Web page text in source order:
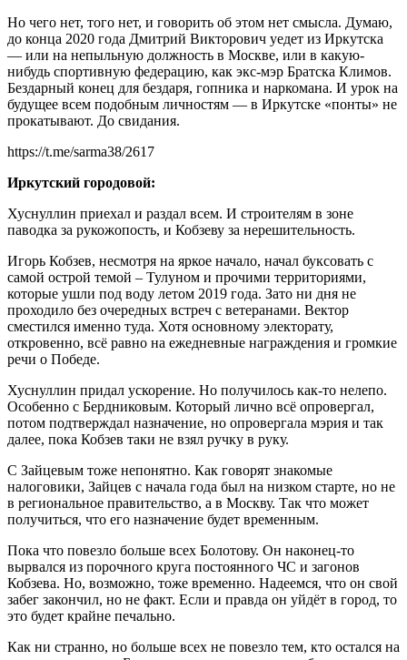
Но чего нет, того нет, и говорить об этом нет смысла. Думаю,
до конца 2020 года Дмитрий Викторович уедет из Иркутска
— или на непыльную должность в Москве, или в какую-
нибудь спортивную федерацию, как экс-мэр Братска Климов.
Бездарный конец для бездаря, гопника и наркомана. И урок на
будущее всем подобным личностям — в Иркутске «понты» не
прокатывают. До свидания.
https://t.me/sarma38/2617
Иркутский городовой:
Хуснуллин приехал и раздал всем. И строителям в зоне
паводка за рукожопость, и Кобзеву за нерешительность.
Игорь Кобзев, несмотря на яркое начало, начал буксовать с
самой острой темой – Тулуном и прочими территориями,
которые ушли под воду летом 2019 года. Зато ни дня не
проходило без очередных встреч с ветеранами. Вектор
сместился именно туда. Хотя основному электорату,
откровенно, всё равно на ежедневные награждения и громкие
речи о Победе.
Хуснуллин придал ускорение. Но получилось как-то нелепо.
Особенно с Бердниковым. Который лично всё опровергал,
потом подтверждал назначение, но опровергала мэрия и так
далее, пока Кобзев таки не взял ручку в руку.
С Зайцевым тоже непонятно. Как говорят знакомые
налоговики, Зайцев с начала года был на низком старте, но не
в региональное правительство, а в Москву. Так что может
получиться, что его назначение будет временным.
Пока что повезло больше всех Болотову. Он наконец-то
вырвался из порочного круга постоянного ЧС и загонов
Кобзева. Но, возможно, тоже временно. Надеемся, что он свой
забег закончил, но не факт. Если и правда он уйдёт в город, то
это будет крайне печально.
Как ни странно, но больше всех не повезло тем, кто остался на